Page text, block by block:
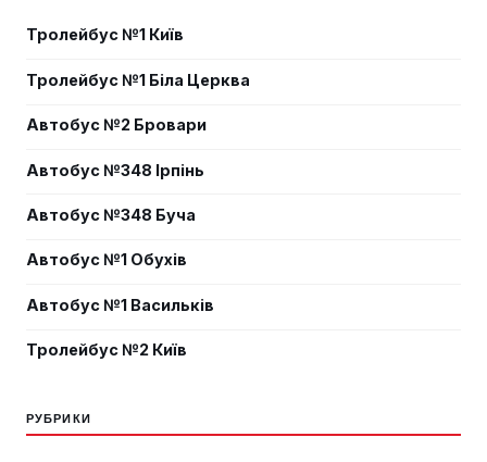
Тролейбус №1 Київ
Тролейбус №1 Біла Церква
Автобус №2 Бровари
Автобус №348 Ірпінь
Автобус №348 Буча
Автобус №1 Обухів
Автобус №1 Васильків
Тролейбус №2 Київ
РУБРИКИ